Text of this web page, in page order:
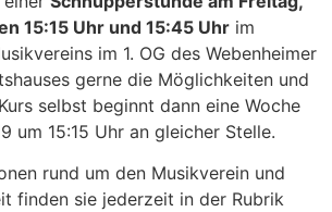
15:15 Uhr und 15:45 Uhr im
im 1. OG des Webenheimer
gerne die Möglichkeiten und
selbst beginnt dann eine Woche
um 15:15 Uhr an gleicher Stelle.
rund um den Musikverein und
finden sie jederzeit in der Rubrik